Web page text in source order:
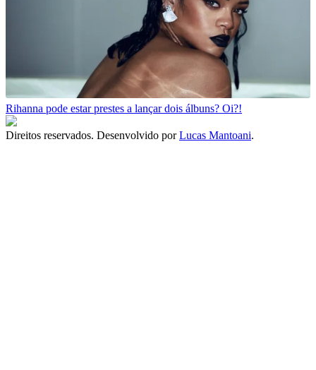
Rihanna pode estar prestes a lançar dois álbuns? Oi?!
Direitos reservados. Desenvolvido porLucas Mantoani.